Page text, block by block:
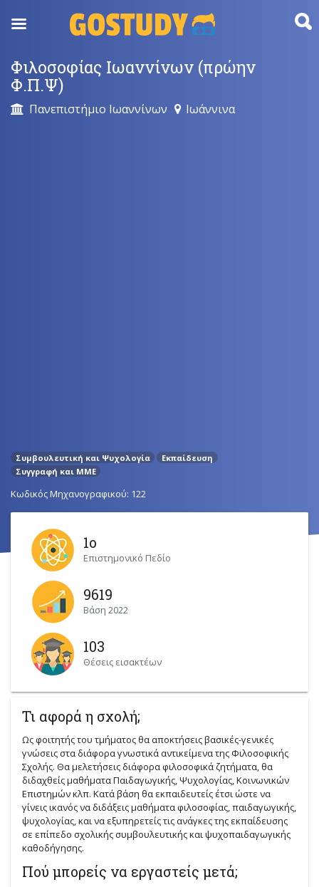
content
Φιλοσοφίας Ιωαννίνων (πρώην
Φ.Π.Ψ)
Πανεπιστήμιο Ιωαννίνων Ιωάννινα
Συμβουλευτική και Ψυχολογία
Εκπαίδευση
Συγγραφή και ΜΜΕ
Κωδικός Μηχανογραφικού: 122
1ο
Επιστημονικό Πεδίο
9619
Βάση 2022
103
Θέσεις εισακτέων
Τι αφορά η σχολή;
Ως φοιτητής του τμήματος θα αποκτήσεις βασικές-γενικές
γνώσεις στα διάφορα γνωστικά αντικείμενα της Φιλοσοφικής
Σχολής. Θα μελετήσεις διάφορα φιλοσοφικά ζητήματα, θα
διδαχθείς μαθήματα Παιδαγωγικής, Ψυχολογίας, Κοινωνικών
Επιστημών κλπ. Κατά βάση θα εκπαιδευτείς έτσι ώστε να
γίνεις ικανός να διδάξεις μαθήματα φιλοσοφίας, παιδαγωγικής,
ψυχολογίας, και να εξυπηρετείς τις ανάγκες της εκπαίδευσης
σε επίπεδο σχολικής συμβουλευτικής και ψυχοπαιδαγωγικής
καθοδήγησης.
Πού μπορείς να εργαστείς μετά;